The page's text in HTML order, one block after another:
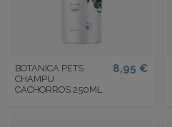
BOTANICA PETS
CHAMPU
CACHORROS 250ML
8,95 €